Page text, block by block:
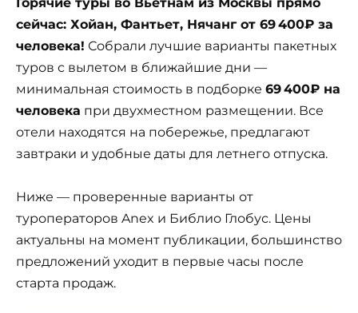
сейчас: Хойан, Фантьет, Нячанг от 69 400₽ за
человека! Собрали лучшие варианты пакетных
туров с вылетом в ближайшие дни —
минимальная стоимость в подборке 69 400₽ на
человека при двухместном размещении. Все
отели находятся на побережье, предлагают
завтраки и удобные даты для летнего отпуска.
Ниже — проверенные варианты от
туроператоров Anex и Библио Глобус. Цены
актуальны на момент публикации, большинство
предложений уходит в первые часы после
старта продаж.